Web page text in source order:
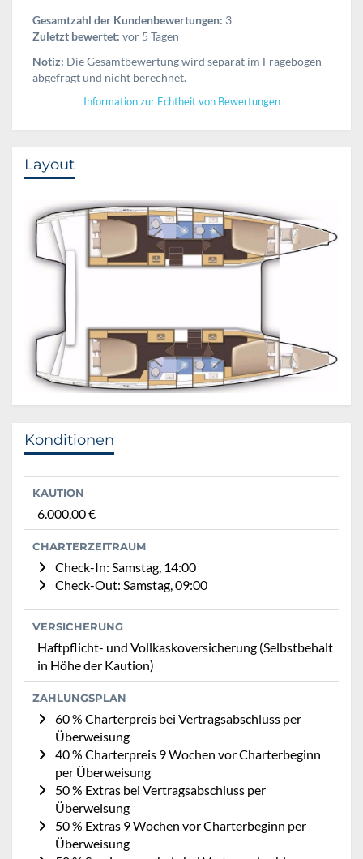
Gesamtzahl der Kundenbewertungen: 3
Zuletzt bewertet: vor 5 Tagen
Notiz: Die Gesamtbewertung wird separat im Fragebogen
abgefragt und nicht berechnet.
Information zur Echtheit von Bewertungen
Layout
Konditionen
KAUTION
6.000,00 €
CHARTERZEITRAUM
Check-In: Samstag, 14:00
Check-Out: Samstag, 09:00
VERSICHERUNG
Haftpflicht- und Vollkaskoversicherung (Selbstbehalt
in Höhe der Kaution)
ZAHLUNGSPLAN
60 % Charterpreis bei Vertragsabschluss per
Überweisung
40 % Charterpreis 9 Wochen vor Charterbeginn
per Überweisung
50 % Extras bei Vertragsabschluss per
Überweisung
50 % Extras 9 Wochen vor Charterbeginn per
Überweisung